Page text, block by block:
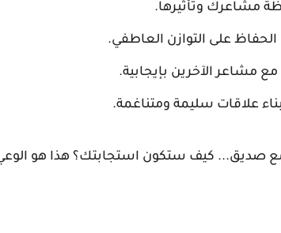
مشاعرك وتأثيرها.
الحفاظ على التوازن العاطفي.
مشاعر الآخرين بإيجابية.
علاقات سليمة ومتناغمة.
صديق... كيف ستكون استجابتك؟ هذا هو